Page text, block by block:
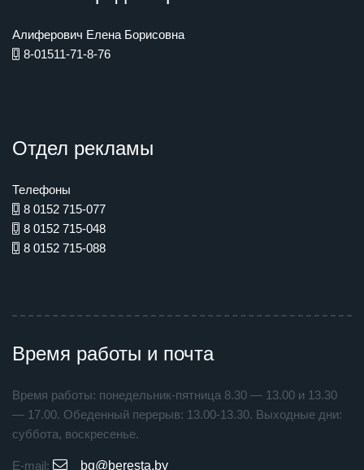
Алиферович Елена Борисовна
8-01511-71-8-76
Отдел рекламы
Телефоны
8 0152 715-077
8 0152 715-048
8 0152 715-088
Время работы и почта
Время работы: понедельник-пятница 8.30 — 13.00 и 13.30
— 17.00. Обеденный перерыв: 13.00-13.30. Выходные дни:
суббота, воскресенье.
E-mail: bg@beresta.by